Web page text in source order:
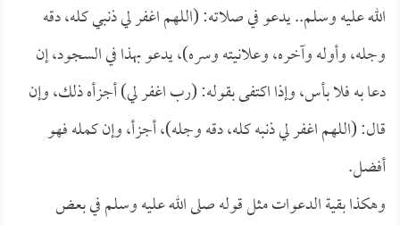
الله عليه وسلم.. يدعو في صلاته: (اللهم اغفر لي ذنبي كله، دقه
وجله، وأوله وآخره، وعلانيته وسره)، يدعو بهذا في السجود، إن
دعا به فلا بأس، وإذا اكتفى بقوله: (رب اغفر لي) أجزأه ذلك، وإن
قال: (اللهم اغفر لي ذنبه كله، دقه وجله)، أجزأ، وإن كمله فهو
أفضل.
وهكذا بقية الدعوات مثل قوله صلى الله عليه وسلم في بعض